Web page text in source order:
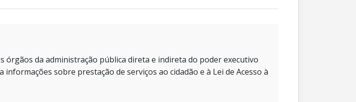
órgãos da administração pública direta e indireta do poder executivo
sobre prestação de serviços ao cidadão e à Lei de Acesso à